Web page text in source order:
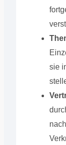
sie